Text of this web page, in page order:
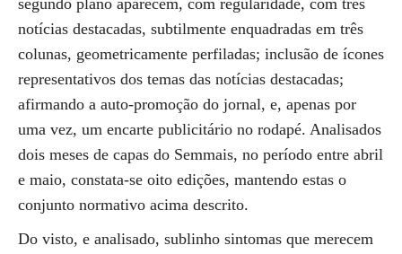
segundo plano aparecem, com regularidade, com três
notícias destacadas, subtilmente enquadradas em três
colunas, geometricamente perfiladas; inclusão de ícones
representativos dos temas das notícias destacadas;
afirmando a auto-promoção do jornal, e, apenas por
uma vez, um encarte publicitário no rodapé. Analisados
dois meses de capas do Semmais, no período entre abril
e maio, constata-se oito edições, mantendo estas o
conjunto normativo acima descrito.
Do visto, e analisado, sublinho sintomas que merecem